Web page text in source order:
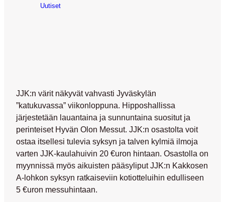
Uutiset
JJK:n värit näkyvät vahvasti Jyväskylän
”katukuvassa” viikonloppuna. Hipposhallissa
järjestetään lauantaina ja sunnuntaina suositut ja
perinteiset Hyvän Olon Messut. JJK:n osastolta voit
ostaa itsellesi tulevia syksyn ja talven kylmiä ilmoja
varten JJK-kaulahuivin 20 €uron hintaan. Osastolla on
myynnissä myös aikuisten pääsyliput JJK:n Kakkosen
A-lohkon syksyn ratkaiseviin kotiotteluihin edulliseen
5 €uron messuhintaan.